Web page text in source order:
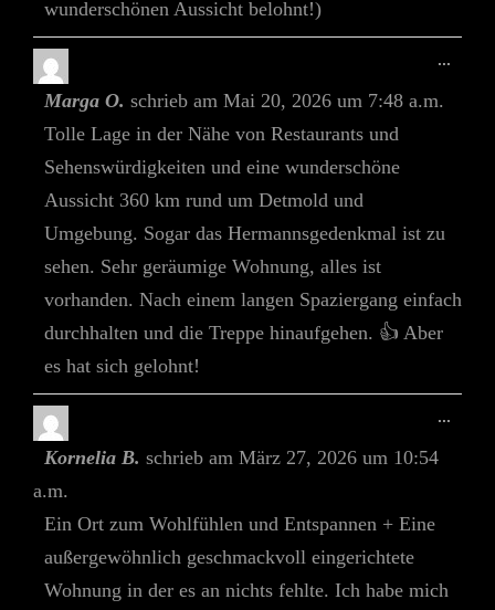
wunderschönen Aussicht belohnt!)
Marga O. schrieb am Mai 20, 2026 um 7:48 a.m.
Tolle Lage in der Nähe von Restaurants und
Sehenswürdigkeiten und eine wunderschöne
Aussicht 360 km rund um Detmold und
Umgebung. Sogar das Hermannsgedenkmal ist zu
sehen. Sehr geräumige Wohnung, alles ist
vorhanden. Nach einem langen Spaziergang einfach
durchhalten und die Treppe hinaufgehen. 👍 Aber
es hat sich gelohnt!
...
Kornelia B. schrieb am März 27, 2026 um 10:54
a.m.
Ein Ort zum Wohlfühlen und Entspannen + Eine
außergewöhnlich geschmackvoll eingerichtete
Wohnung in der es an nichts fehlte. Ich habe mich
...